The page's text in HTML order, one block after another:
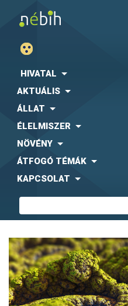
HIVATAL
AKTUÁLIS
ÁLLAT
ÉLELMISZER
NÖVÉNY
ÁTFOGÓ TÉMÁK
KAPCSOLAT